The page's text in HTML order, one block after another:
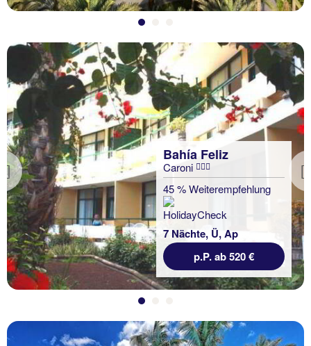
Previous
Bahía Feliz
Caroni
45 % Weiterempfehlung
7 Nächte, Ü, Ap
p.P. ab 520 €